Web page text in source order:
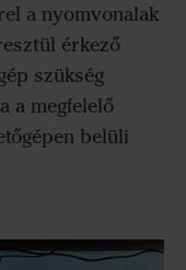
a nyomvonalak
érkező
szükség
a megfelelő
belüli